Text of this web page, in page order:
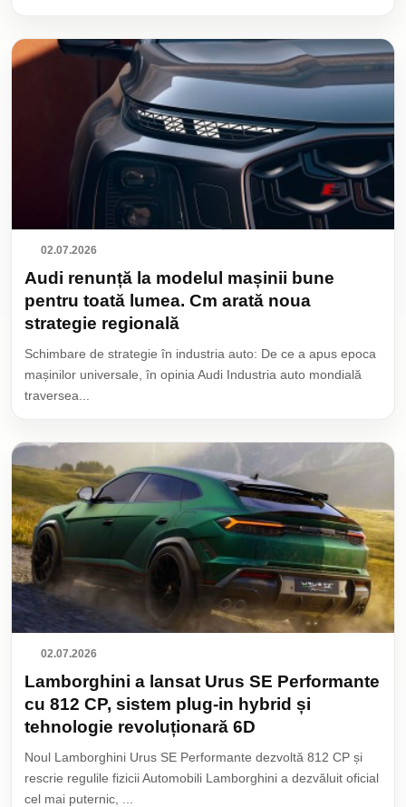
02.07.2026
Audi renunță la modelul mașinii bune
pentru toată lumea. Cm arată noua
strategie regională
Schimbare de strategie în industria auto: De ce a apus epoca
mașinilor universale, în opinia Audi Industria auto mondială
traversea...
02.07.2026
Lamborghini a lansat Urus SE Performante
cu 812 CP, sistem plug-in hybrid și
tehnologie revoluționară 6D
Noul Lamborghini Urus SE Performante dezvoltă 812 CP și
rescrie regulile fizicii Automobili Lamborghini a dezvăluit oficial
cel mai puternic, ...